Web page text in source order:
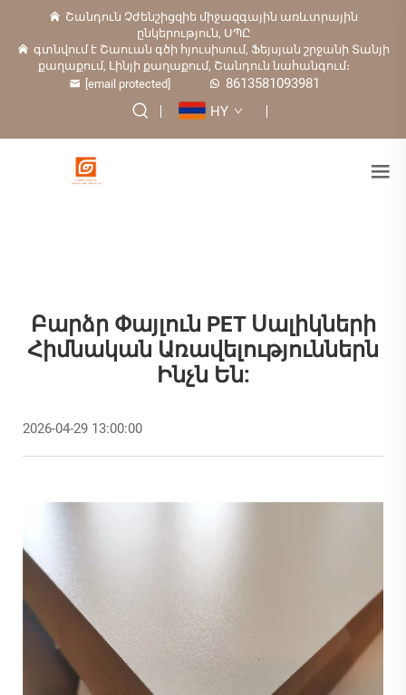
Շանդուն Չժենշիցզիե միջազգային առևտրային
ընկերություն, ՍՊԸ
գտնվում է Շաուան գծի հյուսիսում, Ֆեյսյան շրջանի Տանյի
քաղաքում, Լինյի քաղաքում, Շանդուն նահանգում։
[email protected]
8613581093981
HY
Բարձր Փայլուն PET Սալիկների
Հիմնական Առավելություններն
Ինչն Են:
2026-04-29 13:00:00